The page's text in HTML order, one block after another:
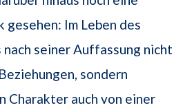
Im Leben des
seiner Auffassung nicht
sondern
Charakter auch von einer